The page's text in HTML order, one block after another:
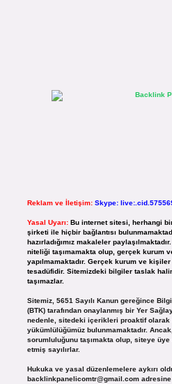
Reklam ve İletişim: Skype:
Yasal Uyarı: Bu internet sitesi, herhangi
şirketi ile hiçbir bağlantısı
hazırladığımız makaleler
niteliği taşımamakta olup, gerçek kurum
yapılmamaktadır. Gerçek kurum ve
tesadüfidir. Sitemizdeki bilgiler taslak
taşımazlar.
Sitemiz, 5651 Sayılı Kanun gereğince
(BTK) tarafından onaylanmış bir Yer
nedenle, sitedeki içerikleri proaktif olarak
yükümlülüğümüz bulunmamaktadır.
sorumluluğunu taşımakta olup, siteye
etmiş sayılırlar.
Hukuka ve yasal düzenlemelere aykırı
backlinkpanelicomtr@gmail.comadresine